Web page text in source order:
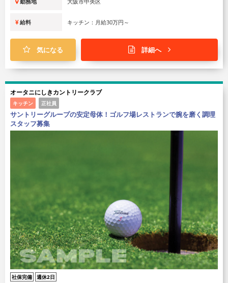
給料 キッチン：月給30万円～
気になる 詳細へ
オータニにしきカントリークラブ
キッチン 正社員
サントリーグループの安定母体！ゴルフ場レストランで腕を磨く調理
スタッフ募集
社保完備 週休2日